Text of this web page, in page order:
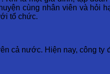
cùng nhân viên và hỏi
tổ chức.
cả nước. Hiện nay, công ty